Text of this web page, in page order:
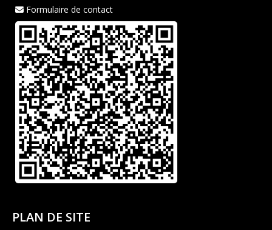
Formulaire de contact
PLAN DE SITE